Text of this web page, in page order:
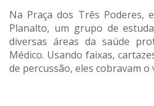
Na Praça dos Três Poderes,
Planalto, um grupo de
diversas áreas da saúde
Médico. Usando faixas,
de percussão, eles cobravam